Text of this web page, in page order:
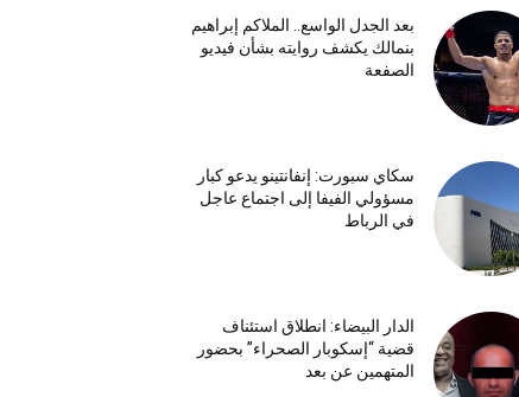
بعد الجدل الواسع.. الملاكم إبراهيم
بنمالك يكشف روايته بشأن فيديو
الصفعة
سكاي سبورت: إنفانتينو يدعو كبار
مسؤولي الفيفا إلى اجتماع عاجل
في الرباط
الدار البيضاء: انطلاق استئناف
قضية “إسكوبار الصحراء” بحضور
المتهمين عن بعد